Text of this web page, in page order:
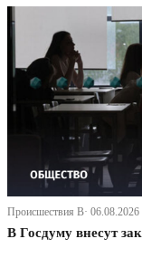
Происшествия В· 06.08.2026
В Госдуму внесут